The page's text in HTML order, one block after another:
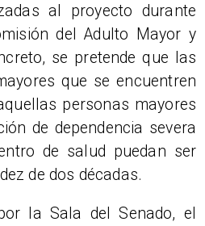
al proyecto durante
del Adulto Mayor y
se pretende que las
que se encuentren
personas mayores
de dependencia severa
de salud puedan ser
de dos décadas.
la Sala del Senado, el